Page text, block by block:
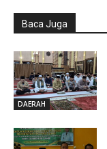
Baca Juga
DAERAH